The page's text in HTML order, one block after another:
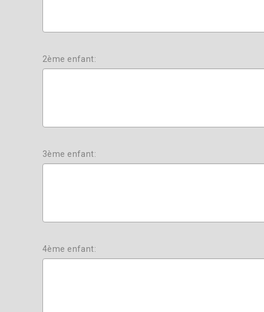
2ème enfant:
3ème enfant:
4ème enfant: